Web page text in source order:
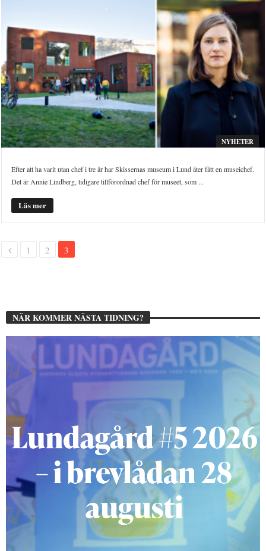
NYHETER
Efter att ha varit utan chef i tre år har Skissernas museum i Lund åter fått en museichef.
Det är Annie Lindberg, tidigare tillförordnad chef för museet, som ...
Läs mer
1 2 3
NÄR KOMMER NÄSTA TIDNING?